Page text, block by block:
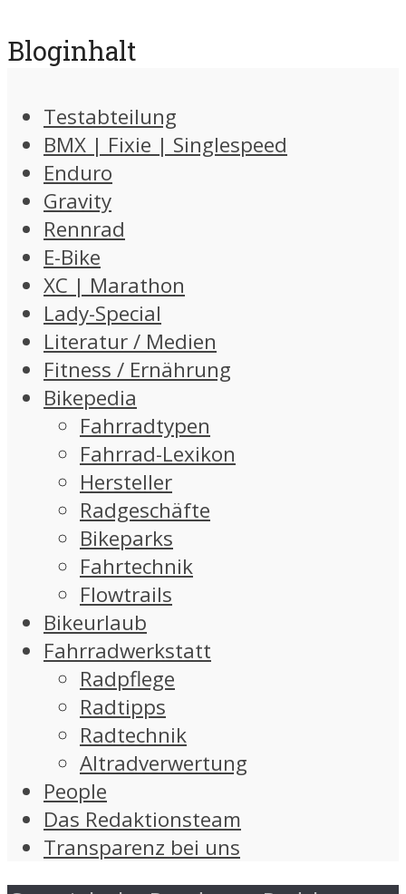
Bloginhalt
Testabteilung
BMX | Fixie | Singlespeed
Enduro
Gravity
Rennrad
E-Bike
XC | Marathon
Lady-Special
Literatur / Medien
Fitness / Ernährung
Bikepedia
Fahrradtypen
Fahrrad-Lexikon
Hersteller
Radgeschäfte
Bikeparks
Fahrtechnik
Flowtrails
Bikeurlaub
Fahrradwerkstatt
Radpflege
Radtipps
Radtechnik
Altradverwertung
People
Das Redaktionsteam
Transparenz bei uns